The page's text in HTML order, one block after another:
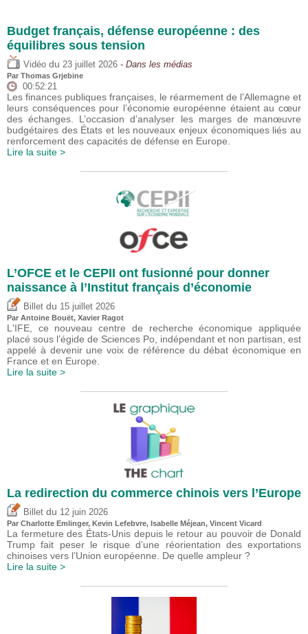
Budget français, défense européenne : des
équilibres sous tension
Vidéo du 23 juillet 2026 - Dans les médias
Par Thomas Grjebine
00:52:21
Les finances publiques françaises, le réarmement de l’Allemagne et
leurs conséquences pour l’économie européenne étaient au cœur
des échanges. L’occasion d’analyser les marges de manœuvre
budgétaires des États et les nouveaux enjeux économiques liés au
renforcement des capacités de défense en Europe.
Lire la suite >
L’OFCE et le CEPII ont fusionné pour donner
naissance à l’Institut français d’économie
Billet du 15 juillet 2026
Par Antoine Bouët, Xavier Ragot
L'IFE, ce nouveau centre de recherche économique appliquée
placé sous l’égide de Sciences Po, indépendant et non partisan, est
appelé à devenir une voix de référence du débat économique en
France et en Europe.
Lire la suite >
La redirection du commerce chinois vers l’Europe
Billet du 12 juin 2026
Par Charlotte Emlinger, Kevin Lefebvre, Isabelle Méjean, Vincent Vicard
La fermeture des États-Unis depuis le retour au pouvoir de Donald
Trump fait peser le risque d’une réorientation des exportations
chinoises vers l’Union européenne. De quelle ampleur ?
Lire la suite >